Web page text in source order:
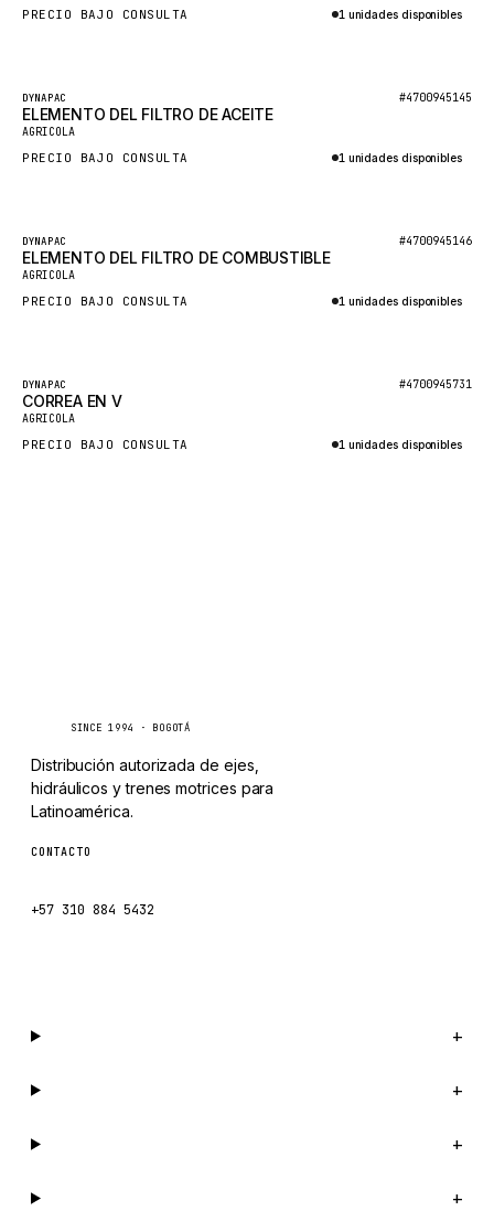
GLENCOE
FORD
FIAT - HITACHI
COMMERCIAL HYDRAULICS
JLC
INTERNATIONAL HARVESTER
HYVA
KONECRANES
TAYLOR
CHANGLIN
PRECIO BAJO CONSULTA 1 unidades disponibles
Destacado
DYNAPAC #4700945145
ELEMENTO DEL FILTRO DE ACEITE
AGRICOLA
PRECIO BAJO CONSULTA 1 unidades disponibles
Destacado
DYNAPAC #4700945146
ELEMENTO DEL FILTRO DE COMBUSTIBLE
AGRICOLA
PRECIO BAJO CONSULTA 1 unidades disponibles
Destacado
DYNAPAC #4700945731
CORREA EN V
AGRICOLA
PRECIO BAJO CONSULTA 1 unidades disponibles
SINCE 1994 · BOGOTÁ
Distribución autorizada de ejes,
hidráulicos y trenes motrices para
Latinoamérica.
CONTACTO
+57 310 884 5432
+
+
+
+